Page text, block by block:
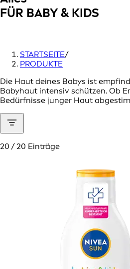
FÜR BABY & KIDS
STARTSEITE/
PRODUKTE
Die Haut deines Babys ist
Babyhaut intensiv schützen. Ob
Bedürfnisse junger Haut
20 / 20 Einträge